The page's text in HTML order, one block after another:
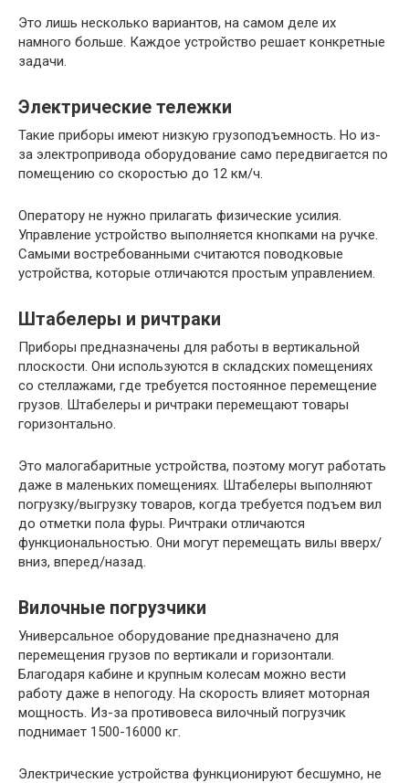
Это лишь несколько вариантов, на самом деле их
намного больше. Каждое устройство решает конкретные
задачи.
Электрические тележки
Такие приборы имеют низкую грузоподъемность. Но из-
за электропривода оборудование само передвигается по
помещению со скоростью до 12 км/ч.
Оператору не нужно прилагать физические усилия.
Управление устройство выполняется кнопками на ручке.
Самыми востребованными считаются поводковые
устройства, которые отличаются простым управлением.
Штабелеры и ричтраки
Приборы предназначены для работы в вертикальной
плоскости. Они используются в складских помещениях
со стеллажами, где требуется постоянное перемещение
грузов. Штабелеры и ричтраки перемещают товары
горизонтально.
Это малогабаритные устройства, поэтому могут работать
даже в маленьких помещениях. Штабелеры выполняют
погрузку/выгрузку товаров, когда требуется подъем вил
до отметки пола фуры. Ричтраки отличаются
функциональностью. Они могут перемещать вилы вверх/
вниз, вперед/назад.
Вилочные погрузчики
Универсальное оборудование предназначено для
перемещения грузов по вертикали и горизонтали.
Благодаря кабине и крупным колесам можно вести
работу даже в непогоду. На скорость влияет моторная
мощность. Из-за противовеса вилочный погрузчик
поднимает 1500-16000 кг.
Электрические устройства функционируют бесшумно, не